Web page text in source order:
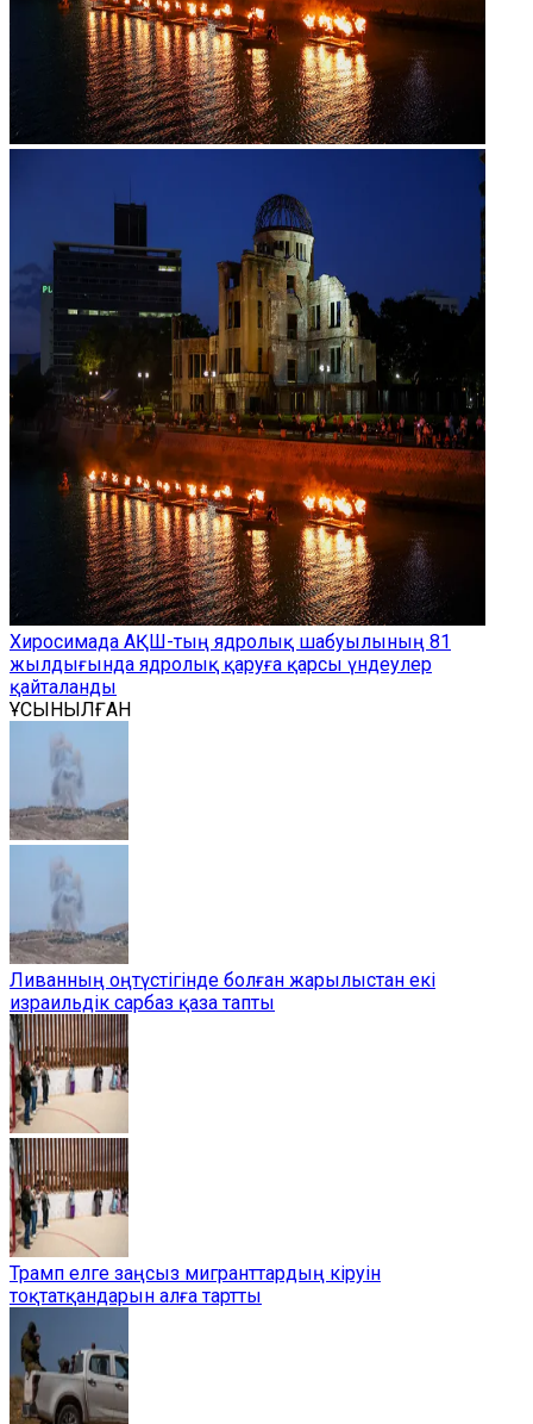
Хиросимада АҚШ-тың ядролық шабуылының 81
жылдығында ядролық қаруға қарсы үндеулер
қайталанды
ҰСЫНЫЛҒАН
Ливанның оңтүстігінде болған жарылыстан екі
израильдік сарбаз қаза тапты
Трамп елге заңсыз мигранттардың кіруін
тоқтатқандарын алға тартты